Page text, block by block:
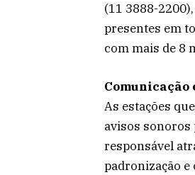
(11 3888-
presentes em
com mais de 8
Comunicação
As estações
avisos sonoros
responsável
padronização